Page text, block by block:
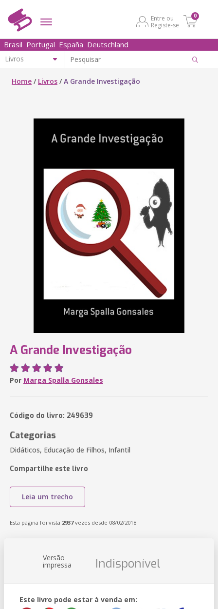
Entre ou
Registe-se
0
Brasil Portugal España Deutschland
Home / Livros /A Grande Investigação
A Grande Investigação
Por Marga Spalla Gonsales
Código do livro: 249639
Categorias
Didáticos, Educação de Filhos, Infantil
Compartilhe este livro
Leia um trecho
Esta página foi vista 2937vezes desde 08/02/2018
Versão
impressa Indisponível
Este livro pode estar à venda em: